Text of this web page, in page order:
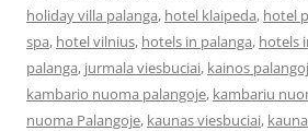
holiday villa palanga, hotel klaipeda, hotel
spa, hotel vilnius, hotels in palanga, hotels
palanga, jurmala viesbuciai, kainos
kambario nuoma palangoje, kambariu
nuoma Palangoje, kaunas viesbuciai,